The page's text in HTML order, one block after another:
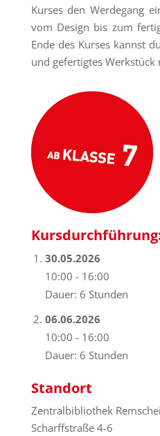
Kurses den Werdegang
vom Design bis zum
Ende des Kurses kannst
und gefertigtes
30.05.2026
10:00 - 16:00
Dauer: 6 Stunden
06.06.2026
10:00 - 16:00
Dauer: 6 Stunden
Standort
Zentralbibliothek
Scharffstraße 4-6